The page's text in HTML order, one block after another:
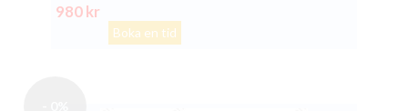
980 kr
Boka en tid